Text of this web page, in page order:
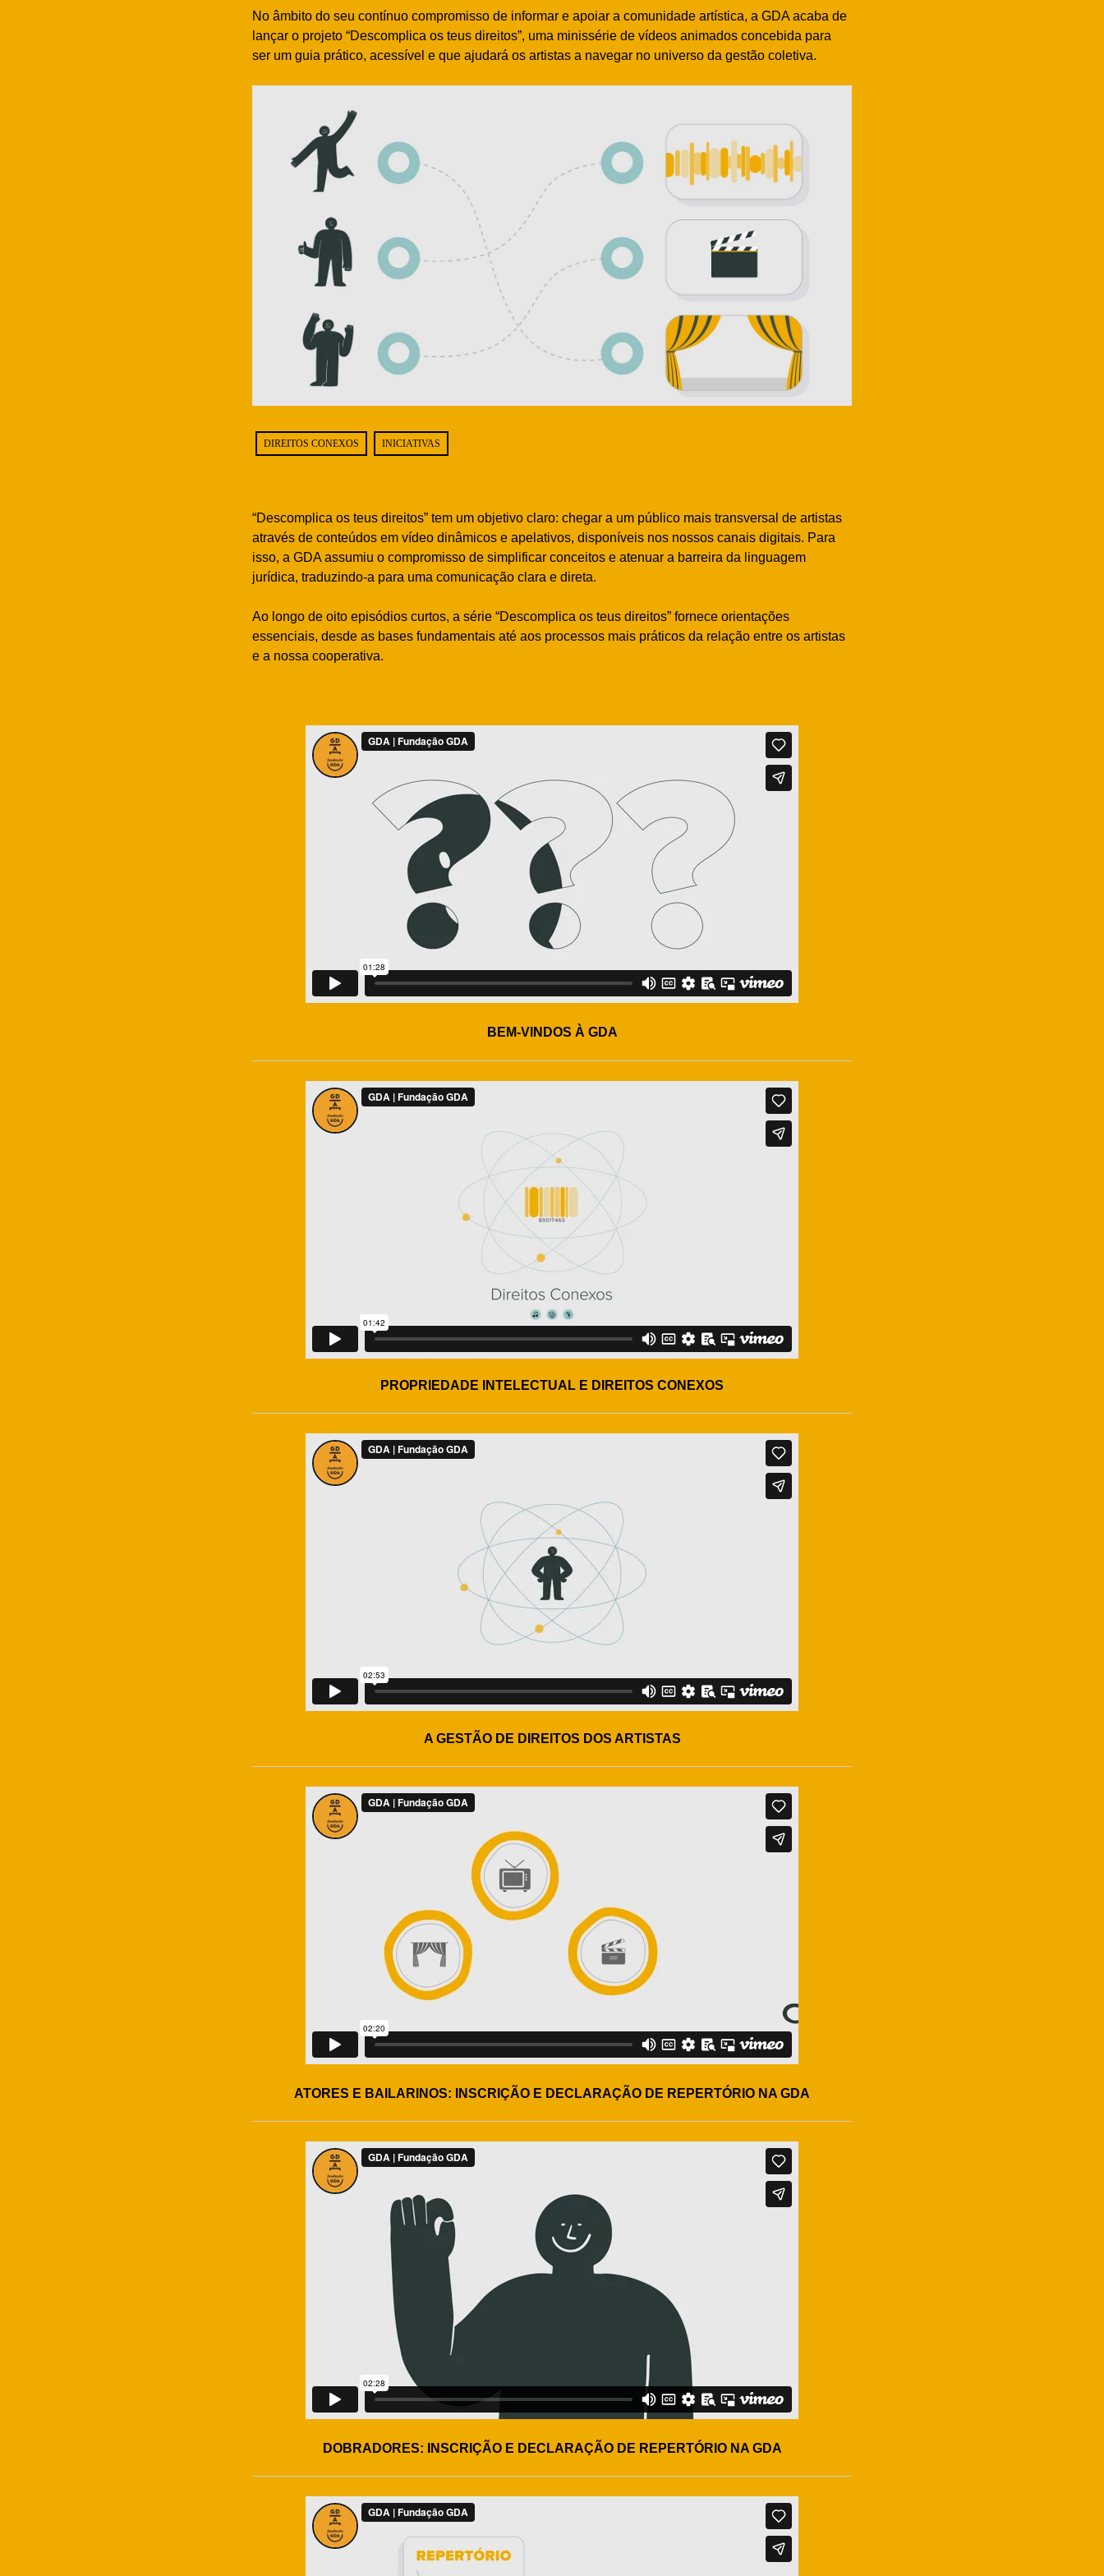
No âmbito do seu contínuo compromisso de informar e apoiar a comunidade artística, a GDA acaba de
lançar o projeto “Descomplica os teus direitos”, uma minissérie de vídeos animados concebida para
ser um guia prático, acessível e que ajudará os artistas a navegar no universo da gestão coletiva.
DIREITOS CONEXOS INICIATIVAS
“Descomplica os teus direitos” tem um objetivo claro: chegar a um público mais transversal de artistas
através de conteúdos em vídeo dinâmicos e apelativos, disponíveis nos nossos canais digitais. Para
isso, a GDA assumiu o compromisso de simplificar conceitos e atenuar a barreira da linguagem
jurídica, traduzindo-a para uma comunicação clara e direta.
Ao longo de oito episódios curtos, a série “Descomplica os teus direitos” fornece orientações
essenciais, desde as bases fundamentais até aos processos mais práticos da relação entre os artistas
e a nossa cooperativa.
BEM-VINDOS À GDA
PROPRIEDADE INTELECTUAL E DIREITOS CONEXOS
A GESTÃO DE DIREITOS DOS ARTISTAS
ATORES E BAILARINOS: INSCRIÇÃO E DECLARAÇÃO DE REPERTÓRIO NA GDA
DOBRADORES: INSCRIÇÃO E DECLARAÇÃO DE REPERTÓRIO NA GDA